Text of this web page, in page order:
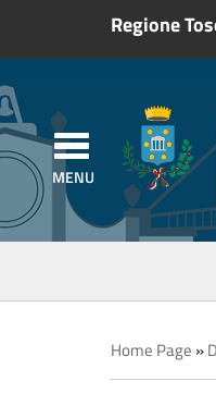
Regione
Home Page »